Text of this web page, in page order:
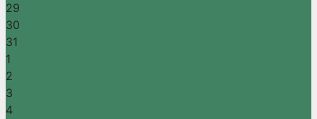
29
30
31
1
2
3
4